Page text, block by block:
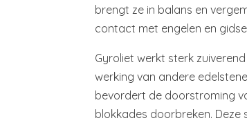
brengt ze in balans en
contact met engelen en
Gyroliet werkt sterk
werking van andere
bevordert de doorstroming
blokkades doorbreken. Deze